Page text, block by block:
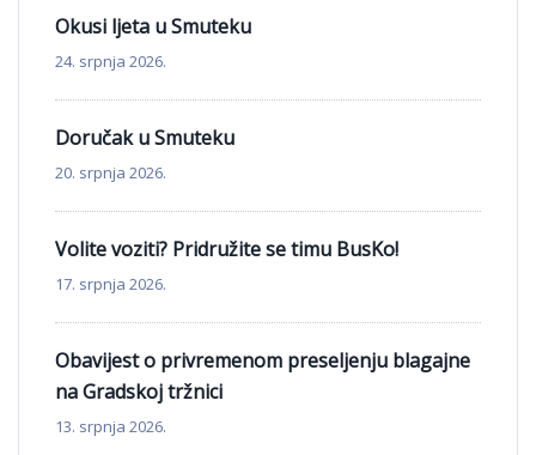
Okusi ljeta u Smuteku
24. srpnja 2026.
Doručak u Smuteku
20. srpnja 2026.
Volite voziti? Pridružite se timu BusKo!
17. srpnja 2026.
Obavijest o privremenom preseljenju blagajne
na Gradskoj tržnici
13. srpnja 2026.